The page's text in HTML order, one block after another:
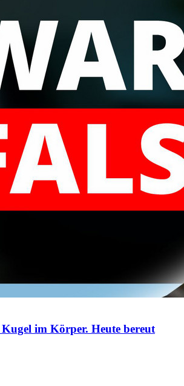
Kugel im Körper. Heute bereut